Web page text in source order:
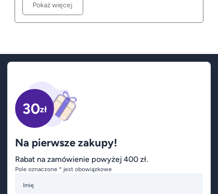
Pokaż więcej
30zł
Na pierwsze zakupy!
Rabat na zamówienie powyżej 400 zł.
Pole oznaczone * jest obowiązkowe
Imię